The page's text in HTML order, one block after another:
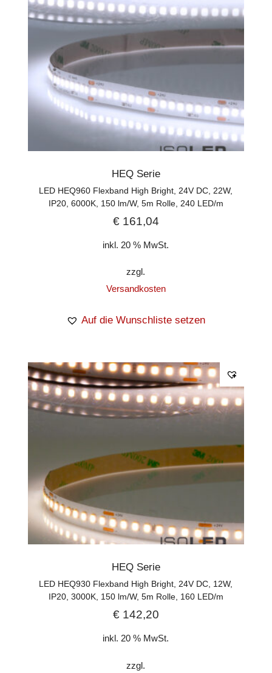
HEQ Serie
LED HEQ960 Flexband High Bright, 24V DC, 22W,
IP20, 6000K, 150 lm/W, 5m Rolle, 240 LED/m
€161,04
inkl. 20 % MwSt.
zzgl.
Versandkosten
Auf die Wunschliste setzen
HEQ Serie
LED HEQ930 Flexband High Bright, 24V DC, 12W,
IP20, 3000K, 150 lm/W, 5m Rolle, 160 LED/m
€142,20
inkl. 20 % MwSt.
zzgl.